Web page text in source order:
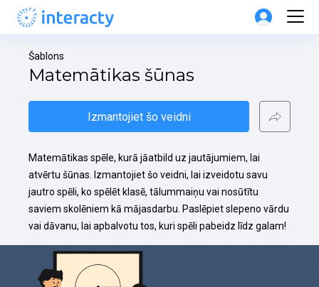
Šablons
Matemātikas šūnas
Izmantojiet šo veidni
Matemātikas spēle, kurā jāatbild uz jautājumiem, lai
atvērtu šūnas. Izmantojiet šo veidni, lai izveidotu savu
jautro spēli, ko spēlēt klasē, tālummaiņu vai nosūtītu
saviem skolēniem kā mājasdarbu. Paslēpiet slepeno vārdu
vai dāvanu, lai apbalvotu tos, kuri spēli pabeidz līdz galam!